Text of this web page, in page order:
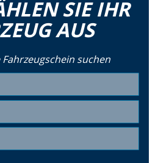
SIE IHR
AUS
suchen